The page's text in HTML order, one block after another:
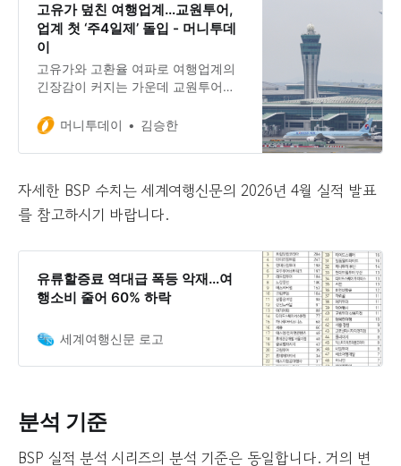
고유가 덮친 여행업계…교원투어,
업계 첫 ‘주4일제’ 돌입 - 머니투데
이
고유가와 고환율 여파로 여행업계의
긴장감이 커지는 가운데 교원투어가
영 체제에 들어갔다. 14일 관련 업계
오는 6월 말까지 전 직원을 대상으로
업무 조정’을 시행하고 있다.
머니투데이 김승한
자세한 BSP 수치는 세계여행신문의 2026년 4월 실적 발표
를 참고하시기 바랍니다.
유류할증료 역대급 폭등 악재…여
행소비 줄어 60% 하락
세계여행신문 로고
분석 기준
BSP 실적 분석 시리즈의 분석 기준은 동일합니다. 거의 변